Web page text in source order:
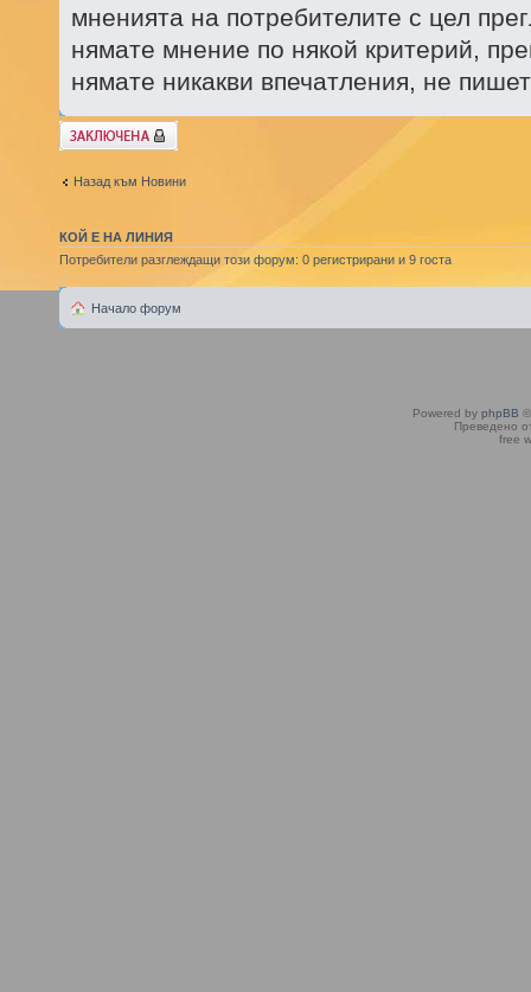
мненията на потребителите с цел
нямате мнение по някой критерий,
нямате никакви впечатления, не
Заключена
Назад към Новини
КОЙ Е НА ЛИНИЯ
Потребители разглеждащи този форум: 0 регистрирани и 9 госта
Начало форум
Powered by phpBB
Преведено
free